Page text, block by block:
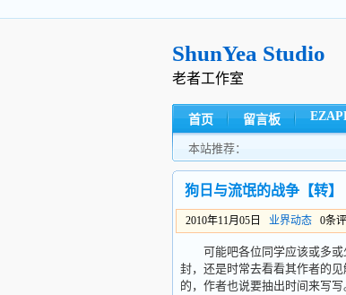
ShunYea Studio
老者工作室
首页 留言板
本站推荐：
狗日与流氓的战争【转】
2010年11月05日 业界动态 0条
可能吧各位同学应该或多或
封，还是时常去看看其作者的
的，作者也说要抽出时间来写写